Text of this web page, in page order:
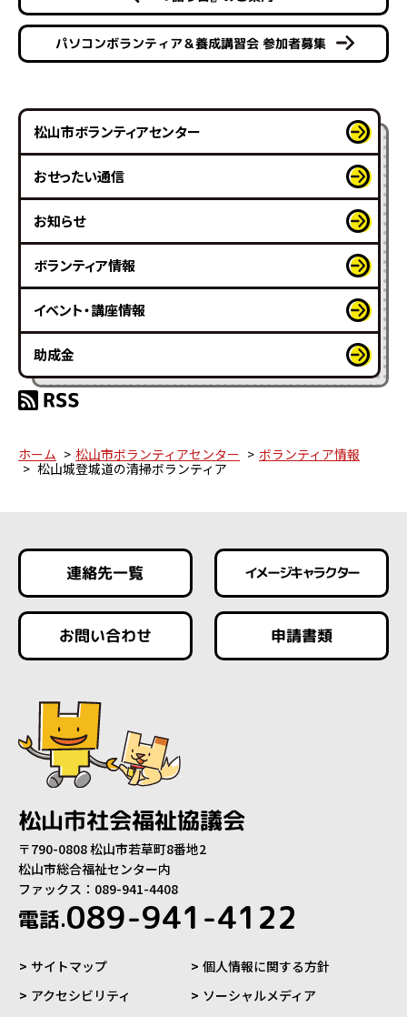
パソコンボランティア＆養成講習会 参加者募集
松山市ボランティアセンター
おせったい通信
お知らせ
ボランティア情報
イベント・講座情報
助成金
ホーム 松山市ボランティアセンター
ボランティア情報
松山城登城道の清掃ボランティア
連絡先一覧 イメージキャラクター
お問い合わせ 申請書類
松山市社会福祉協議会
〒790-0808 松山市若草町8番地2
松山市総合福祉センター内
ファックス：089-941-4408
電話.089-941-4122
サイトマップ
個人情報に関する方針
アクセシビリティ
ソーシャルメディア